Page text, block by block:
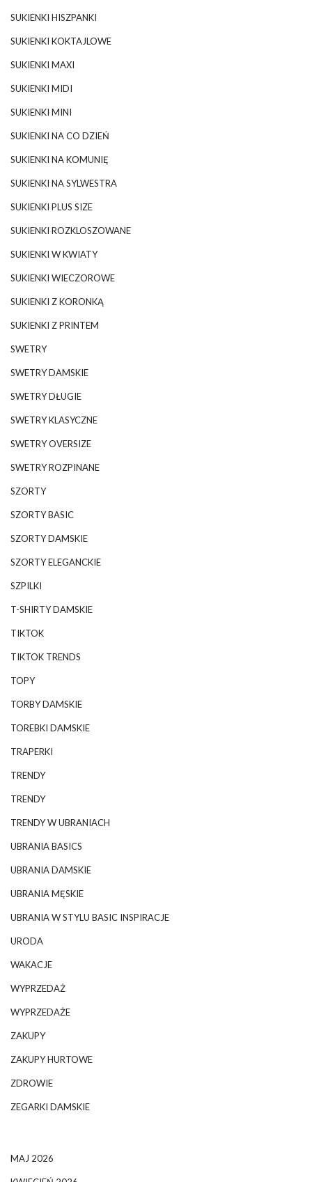
SUKIENKI HISZPANKI
SUKIENKI KOKTAJLOWE
SUKIENKI MAXI
SUKIENKI MIDI
SUKIENKI MINI
SUKIENKI NA CO DZIEŃ
SUKIENKI NA KOMUNIĘ
SUKIENKI NA SYLWESTRA
SUKIENKI PLUS SIZE
SUKIENKI ROZKLOSZOWANE
SUKIENKI W KWIATY
SUKIENKI WIECZOROWE
SUKIENKI Z KORONKĄ
SUKIENKI Z PRINTEM
SWETRY
SWETRY DAMSKIE
SWETRY DŁUGIE
SWETRY KLASYCZNE
SWETRY OVERSIZE
SWETRY ROZPINANE
SZORTY
SZORTY BASIC
SZORTY DAMSKIE
SZORTY ELEGANCKIE
SZPILKI
T-SHIRTY DAMSKIE
TIKTOK
TIKTOK TRENDS
TOPY
TORBY DAMSKIE
TOREBKI DAMSKIE
TRAPERKI
TRENDY
TRENDY
TRENDY W UBRANIACH
UBRANIA BASICS
UBRANIA DAMSKIE
UBRANIA MĘSKIE
UBRANIA W STYLU BASIC INSPIRACJE
URODA
WAKACJE
WYPRZEDAŻ
WYPRZEDAŻE
ZAKUPY
ZAKUPY HURTOWE
ZDROWIE
ZEGARKI DAMSKIE
MAJ 2026